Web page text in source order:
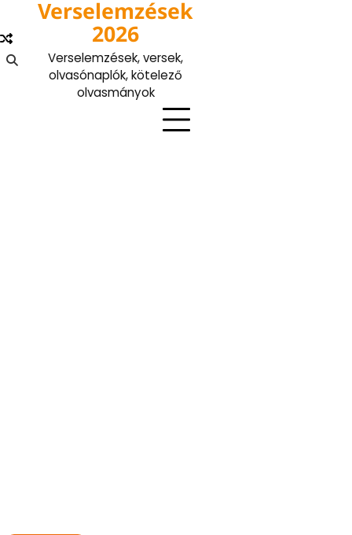
content
Verselemzések
2026
Verselemzések, versek,
olvasónaplók, kötelező
olvasmányok